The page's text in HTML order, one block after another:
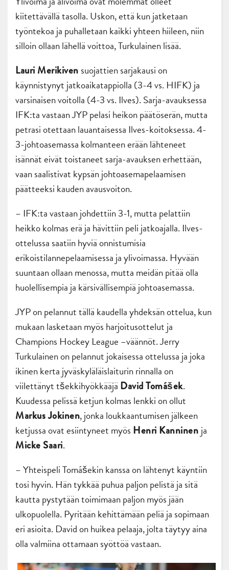
kiitettävällä tasolla. Uskon, että kun jatketaan
työntekoa ja puhalletaan kaikki yhteen hiileen, niin
silloin ollaan lähellä voittoa, Turkulainen lisää.
Lauri Merikiven suojattien sarjakausi on
käynnistynyt jatkoaikatappiolla (3-4 vs. HIFK) ja
varsinaisen voitolla (4-3 vs. Ilves). Sarja-avauksessa
IFK:ta vastaan JYP pelasi heikon päätöserän, mutta
petrasi otettaan lauantaisessa Ilves-koitoksessa. 4-
3-johtoasemassa kolmanteen erään lähteneet
isännät eivät toistaneet sarja-avauksen erhettään,
vaan saalistivat kypsän johtoasemapelaamisen
päätteeksi kauden avausvoiton.
– IFK:ta vastaan johdettiin 3-1, mutta pelattiin
heikko kolmas erä ja hävittiin peli jatkoajalla. Ilves-
ottelussa saatiin hyviä onnistumisia
erikoistilannepelaamisessa ja ylivoimassa. Hyvään
suuntaan ollaan menossa, mutta meidän pitää olla
huolellisempia ja kärsivällisempiä johtoasemassa.
JYP on pelannut tällä kaudella yhdeksän ottelua, kun
mukaan lasketaan myös harjoitusottelut ja
Champions Hockey League –väännöt. Jerry
Turkulainen on pelannut jokaisessa ottelussa ja joka
ikinen kerta jyväskyläläislaiturin rinnalla on
viilettänyt tšekkihyökkääjä David Tomášek.
Kuudessa pelissä ketjun kolmas lenkki on ollut
Markus Jokinen, jonka loukkaantumisen jälkeen
ketjussa ovat esiintyneet myös Henri Kanninen ja
Micke Saari.
– Yhteispeli Tomášekin kanssa on lähtenyt käyntiin
tosi hyvin. Hän tykkää puhua paljon pelistä ja sitä
kautta pystytään toimimaan paljon myös jään
ulkopuolella. Pyritään kehittämään peliä ja sopimaan
eri asioita. David on huikea pelaaja, jolta täytyy aina
olla valmiina ottamaan syöttöä vastaan.